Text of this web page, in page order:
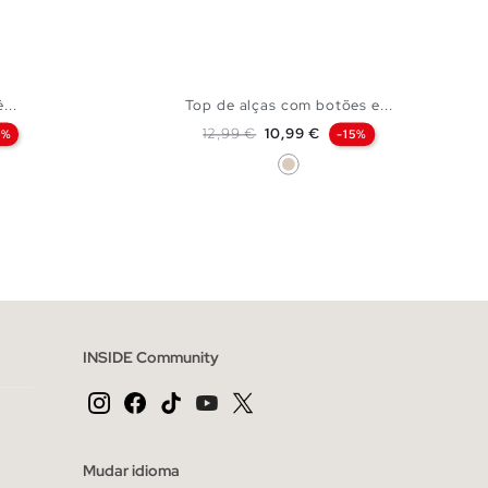
ADICIONAR NO TEU CESTO
Top de alças com botões e...
Preço normal
12,99 € Preço
10,99 € -15%
Off White
INSIDE Community
Mudar idioma